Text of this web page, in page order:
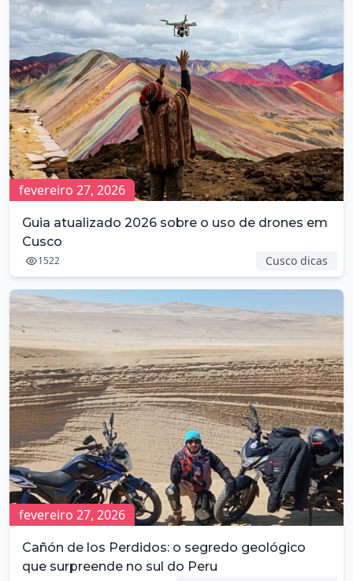
fevereiro 27, 2026
Guia atualizado 2026 sobre o uso de drones em
Cusco
1522 Cusco dicas
fevereiro 27, 2026
Cañón de los Perdidos: o segredo geológico
que surpreende no sul do Peru